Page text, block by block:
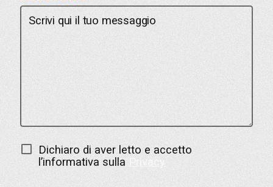
Dichiaro di aver letto e accetto
l’informativa sulla Privacy